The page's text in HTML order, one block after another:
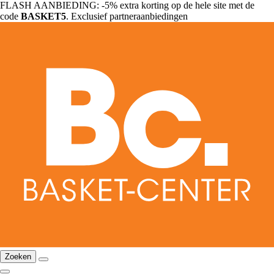
FLASH AANBIEDING: -5% extra korting op de hele site met de
code BASKET5. Exclusief partneraanbiedingen
Zoeken